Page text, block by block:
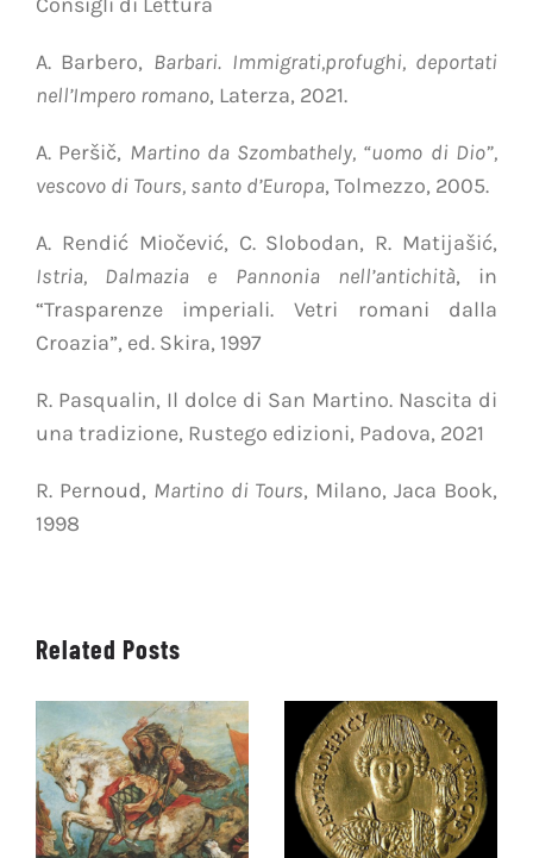
A. Barbero, Barbari. Immigrati,profughi, deportati
nell’Impero romano, Laterza, 2021.
A. Peršič, Martino da Szombathely, “uomo di Dio”,
vescovo di Tours, santo d’Europa, Tolmezzo, 2005.
A. Rendić Miočević, C. Slobodan, R. Matijašić,
Istria, Dalmazia e Pannonia nell’antichità, in
“Trasparenze imperiali. Vetri romani dalla
Croazia”, ed. Skira, 1997
R. Pasqualin, Il dolce di San Martino. Nascita di
una tradizione, Rustego edizioni, Padova, 2021
R. Pernoud, Martino di Tours, Milano, Jaca Book,
1998
Related Posts